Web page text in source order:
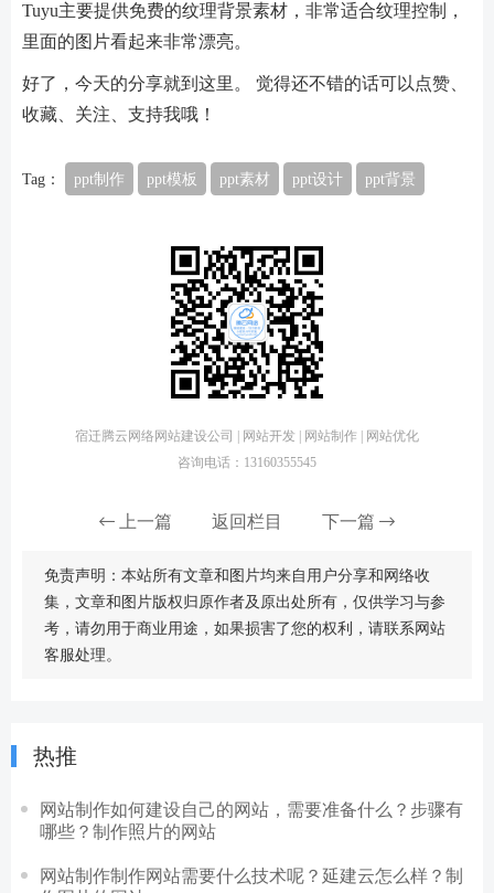
Tuyu主要提供免费的纹理背景素材，非常适合纹理控制，
里面的图片看起来非常漂亮。
好了，今天的分享就到这里。 觉得还不错的话可以点赞、
收藏、关注、支持我哦！
Tag： ppt制作 ppt模板 ppt素材 ppt设计 ppt背景
宿迁腾云网络网站建设公司 | 网站开发 | 网站制作 | 网站优化
咨询电话：13160355545
上一篇 返回栏目 下一篇
免责声明：本站所有文章和图片均来自用户分享和网络收
集，文章和图片版权归原作者及原出处所有，仅供学习与参
考，请勿用于商业用途，如果损害了您的权利，请联系网站
客服处理。
热推
网站制作如何建设自己的网站，需要准备什么？步骤有
哪些？制作照片的网站
网站制作制作网站需要什么技术呢？延建云怎么样？制